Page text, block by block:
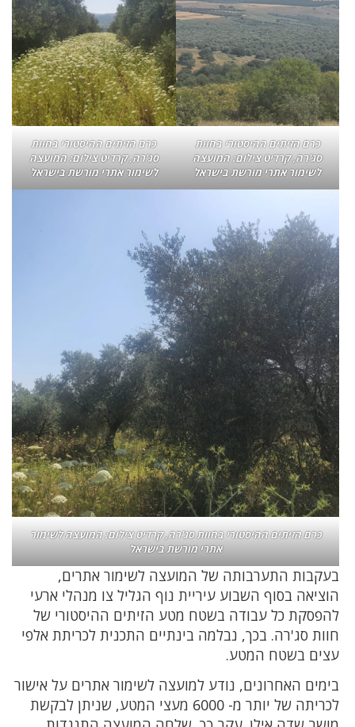
כרם הזיתים ההיסטורי בחוות
סג'רה, קרדיט צילום: המועצה
לשימור אתרי מורשת בישראל
כרם הזיתים ההיסטורי בחוות
סג'רה, קרדיט צילום: המועצה
לשימור אתרי מורשת בישראל
כרם הזיתים ההיסטורי בחוות סג'רה, קרדיט צילום: המועצה לשימור
אתרי מורשת בישראל
בעקבות התערבותה של המועצה לשימור אתרים,
הוציאה בסוף השבוע עיריית נוף הגליל צו מנהלי ארעי
להפסקת כל עבודה בשטח מטע הזיתים ההיסטורי של
חוות סג'רה. בכך, נבלמה בינתיים התכנית לכריתת אלפי
עצים בשטח המטע.
בימים האחרונים, נודע למועצה לשימור אתרים על אישור
לכריתה של יותר מ- 6000 מעצי המטע, שניתן לבקשת